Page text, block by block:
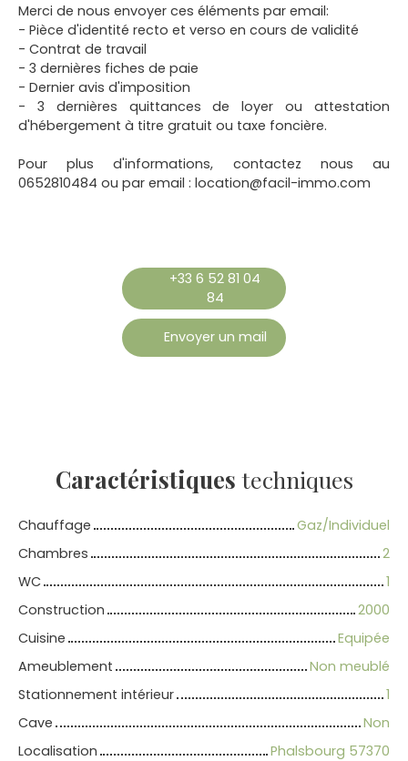
Merci de nous envoyer ces éléments par email:
- Pièce d'identité recto et verso en cours de validité
- Contrat de travail
- 3 dernières fiches de paie
- Dernier avis d'imposition
- 3 dernières quittances de loyer ou attestation
d'hébergement à titre gratuit ou taxe foncière.
Pour plus d'informations, contactez nous au
0652810484 ou par email : location@facil-immo.com
+33 6 52 81 04
84
Envoyer un mail
Caractéristiques techniques
Chauffage
Gaz/Individuel
Chambres
2
WC
1
Construction
2000
Cuisine
Equipée
Ameublement
Non meublé
Stationnement intérieur
1
Cave
Non
Localisation
Phalsbourg 57370